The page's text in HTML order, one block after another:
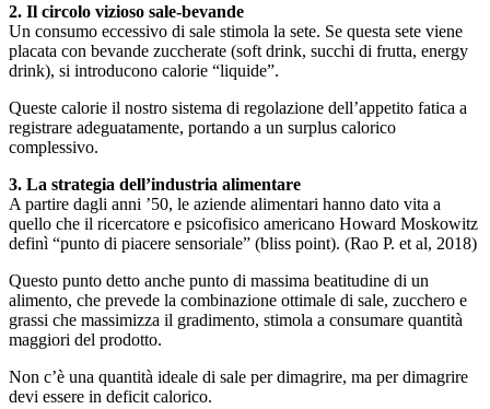
2. Il circolo vizioso sale-bevande
Un consumo eccessivo di sale stimola la sete. Se questa sete viene
placata con bevande zuccherate (soft drink, succhi di frutta, energy
drink), si introducono calorie “liquide”.
Queste calorie il nostro sistema di regolazione dell’appetito fatica a
registrare adeguatamente, portando a un surplus calorico
complessivo.
3. La strategia dell’industria alimentare
A partire dagli anni ’50, le aziende alimentari hanno dato vita a
quello che il ricercatore e psicofisico americano Howard Moskowitz
definì “punto di piacere sensoriale” (bliss point). (Rao P. et al, 2018)
Questo punto detto anche punto di massima beatitudine di un
alimento, che prevede la combinazione ottimale di sale, zucchero e
grassi che massimizza il gradimento, stimola a consumare quantità
maggiori del prodotto.
Non c’è una quantità ideale di sale per dimagrire, ma per dimagrire
devi essere in deficit calorico.